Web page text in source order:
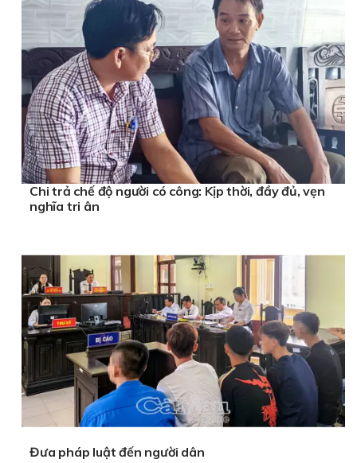
Chi trả chế độ người có công: Kịp thời, đầy đủ, vẹn
nghĩa tri ân
Đưa pháp luật đến người dân